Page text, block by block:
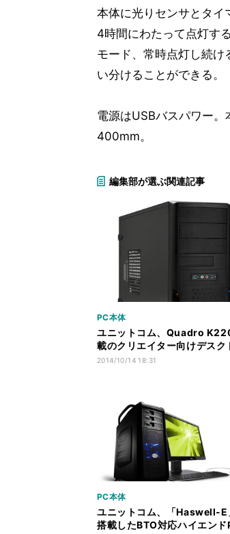
本体に光りセンサとタイ
4時間にわたって点灯す
モード、常時点灯し続
い分けることができる。
電源はUSBバスパワー
400mm。
編集部が選ぶ関連記事
PC本体
ユニットコム、Quadro
載のクリエイター向けデスク
プPC
2014/10/14 18:31
PC本体
ユニットコム、「Haswell-E
搭載したBTO対応ハイエンド